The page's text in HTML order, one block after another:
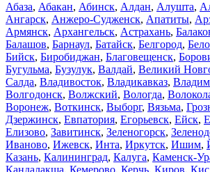
Абаза, Абакан, Абинск, Алдан, Алушта,
Ангарск, Анжеро-Судженск, Апатиты,
Армянск, Архангельск, Астрахань,
Балашов, Барнаул, Батайск, Белгород,
Бийск, Биробиджан, Благовещенск,
Бугульма, Бузулук, Валдай, Великий
Салда, Владивосток, Владикавказ,
Волгодонск, Волжский, Вологда,
Воронеж, Воткинск, Выборг, Вязьма,
Дзержинск, Евпатория, Егорьевск, Ейск,
Елизово, Завитинск, Зеленогорск,
Иваново, Ижевск, Инта, Иркутск, Ишим,
Казань, Калининград, Калуга, Каменск-